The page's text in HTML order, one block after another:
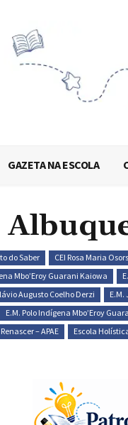
GAZETA NA ESCOLA
do Saber CEI Rosa Maria
Mbo’Eroy Guarani Kaiowa
Augusto Coelho Derzi
E.M. Polo Indígena Mbo’Eroy
– APAE
Escola